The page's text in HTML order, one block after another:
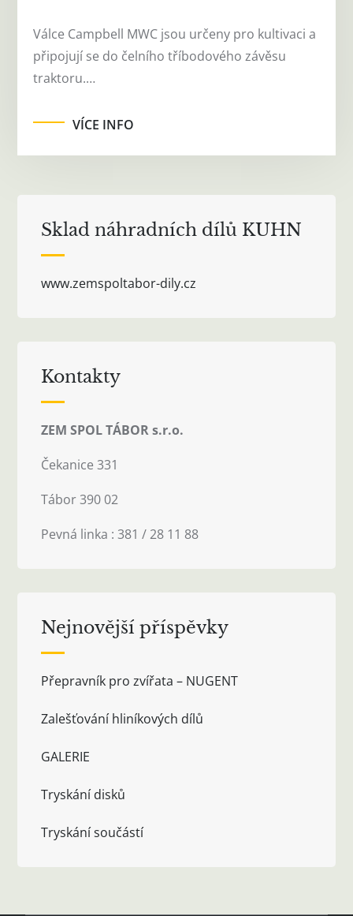
Válce Campbell MWC jsou určeny pro kultivaci a
připojují se do čelního tříbodového závěsu
traktoru.…
VÍCE INFO
Sklad náhradních dílů KUHN
www.zemspoltabor-dily.cz
Kontakty
ZEM SPOL TÁBOR s.r.o.
Čekanice 331
Tábor 390 02
Pevná linka : 381 / 28 11 88
Nejnovější příspěvky
Přepravník pro zvířata – NUGENT
Zalešťování hliníkových dílů
GALERIE
Tryskání disků
Tryskání součástí